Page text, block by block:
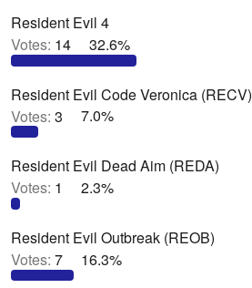
Resident Evil 4
Votes: 14 32.6%
Resident Evil Code Veronica (RECV)
Votes: 3 7.0%
Resident Evil Dead Aim (REDA)
Votes: 1 2.3%
Resident Evil Outbreak (REOB)
Votes: 7 16.3%